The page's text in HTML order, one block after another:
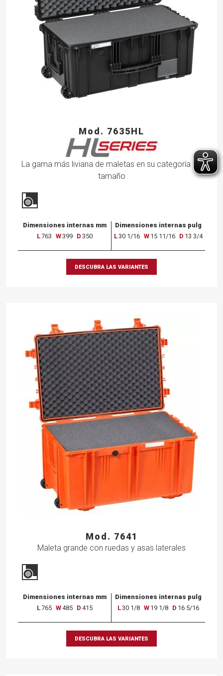
Mod. 7635HL
La gama más liviana de maletas en su categoría de
tamaño
Dimensiones internas mm
L763 W399 D 350
Dimensiones internas pulg
L30 1/16 W 15 11/16 D 13 3/4
DESCUBRA LAS VARIANTES
Mod. 7641
Maleta grande con ruedas y asas laterales
Dimensiones internas mm
L765 W485 D 415
Dimensiones internas pulg
L30 1/8 W 19 1/8 D 16 5/16
DESCUBRA LAS VARIANTES